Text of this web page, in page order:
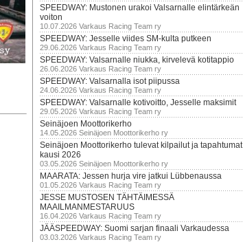
SPEEDWAY: Mustonen urakoi Valsarnalle elintärkeän
voiton
10.07.2026 Varkaus Racing Team ry
SPEEDWAY: Jesselle viides SM-kulta putkeen
29.06.2026 Varkaus Racing Team ry
SPEEDWAY: Valsarnalle niukka, kirvelevä kotitappio
26.06.2026 Varkaus Racing Team ry
SPEEDWAY: Valsarnalla isot piipussa
24.06.2026 Varkaus Racing Team ry
SPEEDWAY: Valsarnalle kotivoitto, Jesselle maksimit
29.05.2026 Varkaus Racing Team ry
Seinäjoen Moottorikerho
14.05.2026 Seinäjoen Moottorikerho ry
Seinäjoen Moottorikerho tulevat kilpailut ja tapahtumat
kausi 2026
03.05.2026 Seinäjoen Moottorikerho ry
MAARATA: Jessen hurja vire jatkui Lübbenaussa
01.05.2026 Varkaus Racing Team ry
JESSE MUSTOSEN TÄHTÄIMESSÄ
MAAILMANMESTARUUS
16.04.2026 Varkaus Racing Team ry
JÄÄSPEEDWAY: Suomi sarjan finaali Varkaudessa
03.03.2026 Varkaus Racing Team ry